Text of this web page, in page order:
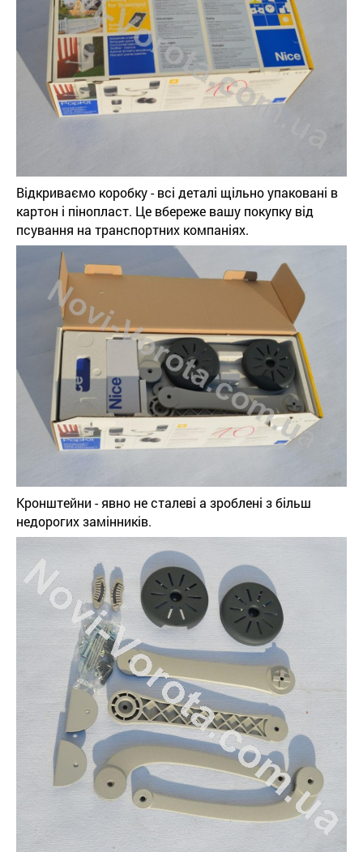
Відкриваємо коробку - всі деталі щільно упаковані в
картон і пінопласт. Це вбереже вашу покупку від
псування на транспортних компаніях.
Кронштейни - явно не сталеві а зроблені з більш
недорогих замінників.